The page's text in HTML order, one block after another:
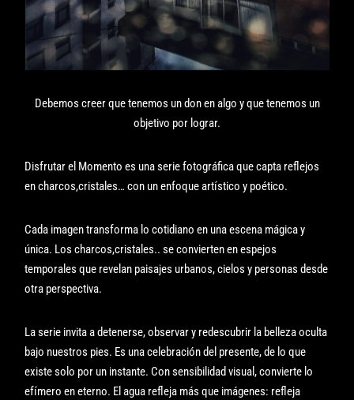
Debemos creer que tenemos un don en algo y que tenemos un
objetivo por lograr.
Disfrutar el Momento es una serie fotográfica que capta reflejos
en charcos,cristales… con un enfoque artístico y poético.
Cada imagen transforma lo cotidiano en una escena mágica y
única. Los charcos,cristales.. se convierten en espejos
temporales que revelan paisajes urbanos, cielos y personas desde
otra perspectiva.
La serie invita a detenerse, observar y redescubrir la belleza oculta
bajo nuestros pies. Es una celebración del presente, de lo que
existe solo por un instante. Con sensibilidad visual, convierte lo
efímero en eterno. El agua refleja más que imágenes: refleja